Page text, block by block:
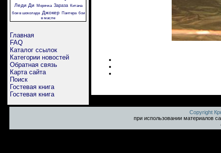
Леди Ди Морячка Зараза
Китана
бои в шоколаде
Джокер Пантера бои
в масле
Главная
FAQ
Каталог ссылок
Категории новостей
Обратная связь
Карта сайта
Поиск
Гостевая книга
Гостевая книга
Copyright
при использовании материалов